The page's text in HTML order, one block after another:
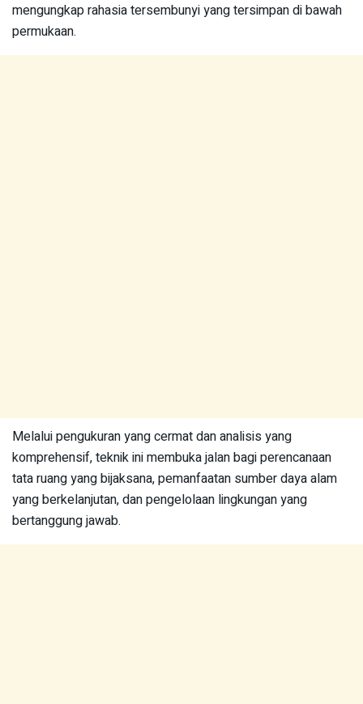
mengungkap rahasia tersembunyi yang tersimpan di bawah
permukaan.
Melalui pengukuran yang cermat dan analisis yang
komprehensif, teknik ini membuka jalan bagi perencanaan
tata ruang yang bijaksana, pemanfaatan sumber daya alam
yang berkelanjutan, dan pengelolaan lingkungan yang
bertanggung jawab.